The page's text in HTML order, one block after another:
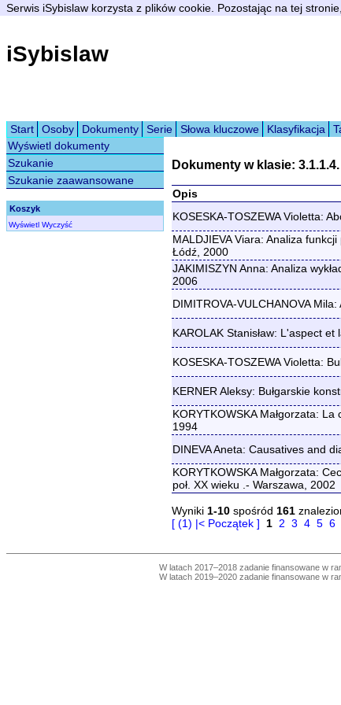
Serwis iSybislaw korzysta z plików cookie. Pozostając na tej
iSybislaw
Start
Osoby Dokumenty Serie Słowa kluczowe Klasyfikacja
Wyświetl dokumenty
Szukanie
Szukanie zaawansowane
Koszyk
Wyświetl Wyczyść
Dokumenty w klasie:
Opis
KOSESKA-TOSZEWA Violetta:
MALDJIEVA Viara: Analiza
Łódź, 2000
JAKIMISZYN Anna: Analiza
2006
DIMITROVA-VULCHANOVA
KAROLAK Stanisław: L'aspect
KOSESKA-TOSZEWA Violetta:
KERNER Aleksy: Bułgarskie
KORYTKOWSKA Małgorzata:
1994
DINEVA Aneta: Causatives and
KORYTKOWSKA Małgorzata:
poł. XX wieku .- Warszawa, 2002
Wyniki 1-10 spośród 161
[ (1) |< Początek ] 1 2 3 4 5 6
W latach 2017–2018 zadanie finansowane w
W latach 2019–2020 zadanie finansowane w